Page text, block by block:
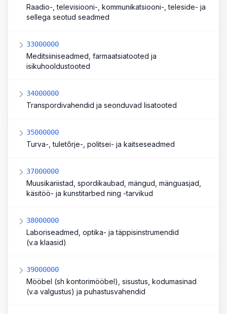
Raadio-, televisiooni-, kommunikatsiooni-, teleside- ja
sellega seotud seadmed
33000000
Meditsiiniseadmed, farmaatsiatooted ja
isikuhooldustooted
34000000
Transpordivahendid ja seonduvad lisatooted
35000000
Turva-, tuletõrje-, politsei- ja kaitseseadmed
37000000
Muusikariistad, spordikaubad, mängud, mänguasjad,
käsitöö- ja kunstitarbed ning -tarvikud
38000000
Laboriseadmed, optika- ja täppisinstrumendid
(v.a klaasid)
39000000
Mööbel (sh kontorimööbel), sisustus, kodumasinad
(v.a valgustus) ja puhastusvahendid